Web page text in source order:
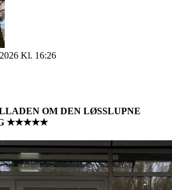
Kl. 16:26
OM DEN LØSSLUPNE
★★★★★